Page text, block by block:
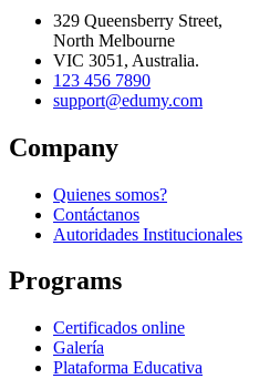
329 Queensberry Street,
North Melbourne
VIC 3051, Australia.
123 456 7890
support@edumy.com
Company
Quienes somos?
Contáctanos
Autoridades Institucionales
Programs
Certificados online
Galería
Plataforma Educativa